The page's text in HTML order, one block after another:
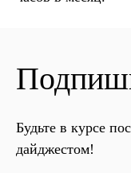
Будьте в курсе
дайджестом!